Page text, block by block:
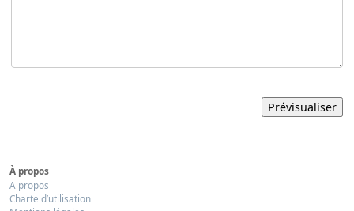
À propos
A propos
Charte d’utilisation